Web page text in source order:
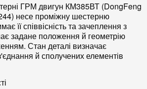
ГРМ двигун КМ385ВТ (DongFeng
несе проміжну шестерню
її співвісність та зачеплення з
задане положення й геометрію
Стан деталі визначає
й сполучених елементів